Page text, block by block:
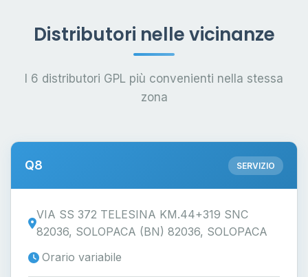
Distributori nelle vicinanze
I 6 distributori GPL più convenienti nella stessa
zona
Q8 SERVIZIO
VIA SS 372 TELESINA KM.44+319 SNC
82036, SOLOPACA (BN) 82036, SOLOPACA
Orario variabile